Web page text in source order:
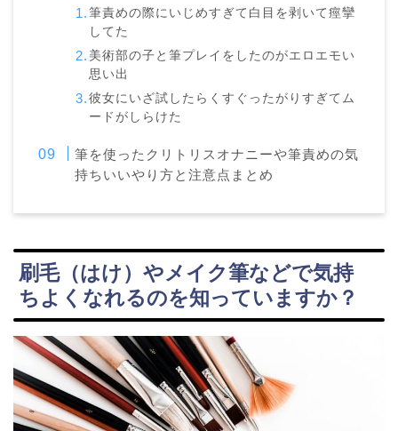
筆責めの際にいじめすぎて白目を剥いて痙攣
してた
美術部の子と筆プレイをしたのがエロエモい
思い出
彼女にいざ試したらくすぐったがりすぎてム
ードがしらけた
筆を使ったクリトリスオナニーや筆責めの気
持ちいいやり方と注意点まとめ
刷毛（はけ）やメイク筆などで気持
ちよくなれるのを知っていますか？